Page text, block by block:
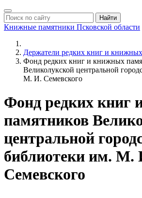
Найти
Книжные памятники Псковской области
Держатели редких книг и
Фонд редких книг и книжных
Великолукской центральной
М. И. Семевского
Фонд редких книг
памятников
центральной
библиотеки им. М.
Семевского